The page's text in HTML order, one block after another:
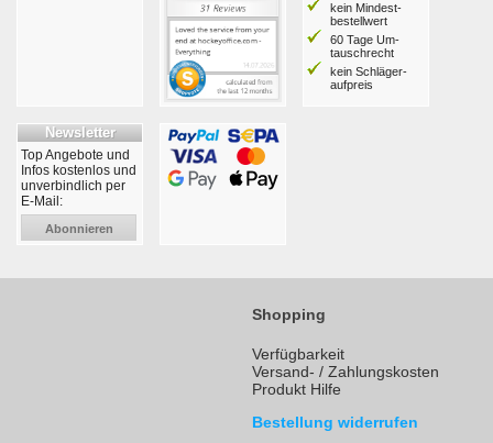
kein Mindest­
bestell­wert
60 Tage Um­
tausch­recht
kein Schläger­
aufpreis
Newsletter
Top Angebote und
Infos kostenlos und
unverbindlich per
E-Mail:
Abonnieren
Shopping
Verfügbarkeit
Versand- / Zahlungskosten
Produkt Hilfe
Bestellung widerrufen